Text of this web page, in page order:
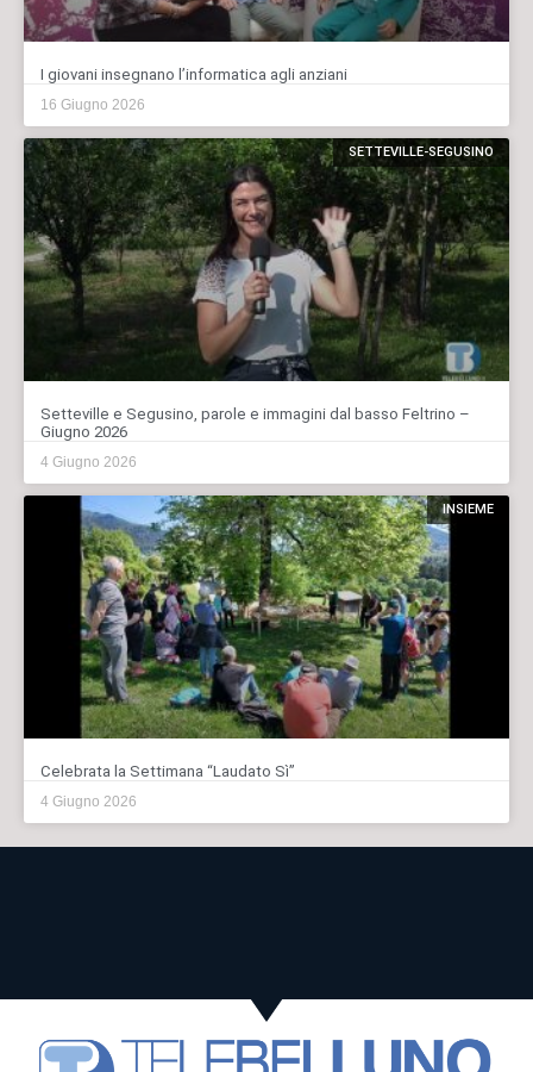
I giovani insegnano l’informatica agli anziani
16 Giugno 2026
SETTEVILLE-SEGUSINO
Setteville e Segusino, parole e immagini dal basso Feltrino –
Giugno 2026
4 Giugno 2026
INSIEME
Celebrata la Settimana “Laudato Sì”
4 Giugno 2026